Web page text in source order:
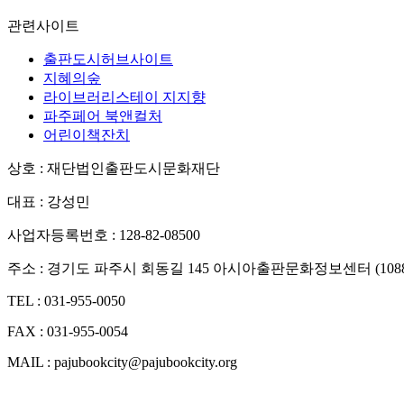
관련사이트
출판도시허브사이트
지혜의숲
라이브러리스테이 지지향
파주페어 북앤컬처
어린이책잔치
상호 : 재단법인출판도시문화재단
대표 : 강성민
사업자등록번호 : 128-82-08500
주소 : 경기도 파주시 회동길 145 아시아출판문화정보센터
TEL : 031-955-0050
FAX : 031-955-0054
MAIL : pajubookcity@pajubookcity.org